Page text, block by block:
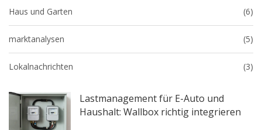
Haus und Garten (6)
marktanalysen (5)
Lokalnachrichten (3)
Lastmanagement für E-Auto und
Haushalt: Wallbox richtig integrieren